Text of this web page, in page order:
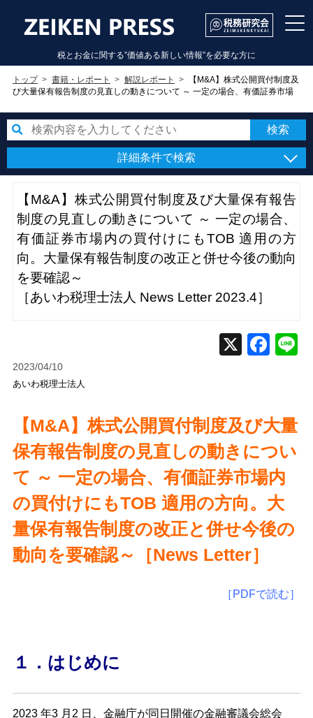
税とお金に関する”価値ある新しい情報”を必要な方に
トップ 書籍・レポート 解説レポート
【M&A】株式公開買付制度及
び大量保有報告制度の見直しの動きについて ～ 一定の場合、有価証券市場
を要確認～［あいわ税理士法人 News Letter］
詳細条件で検索
【M&A】株式公開買付制度及び大量保有報告
制度の見直しの動きについて ～ 一定の場合、
有価証券市場内の買付けにもTOB 適用の方
向。大量保有報告制度の改正と併せ今後の動向
を要確認～
［あいわ税理士法人 News Letter 2023.4］
2023/04/10
あいわ税理士法人
【M&A】株式公開買付制度及び大量
保有報告制度の見直しの動きについ
て ～ 一定の場合、有価証券市場内
の買付けにもTOB 適用の方向。大
量保有報告制度の改正と併せ今後の
動向を要確認～
［News Letter］
［PDFで読む］
１．はじめに
2023 年3 月2 日、金融庁が同日開催の金融審議会総会